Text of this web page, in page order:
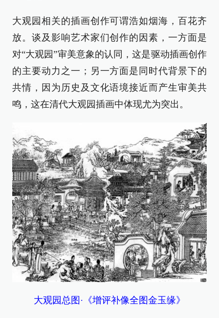
大观园相关的插画创作可谓浩如烟海，百花齐
放。谈及影响艺术家们创作的因素，一方面是
对“大观园”审美意象的认同，这是驱动插画创作
的主要动力之一；另一方面是同时代背景下的
共情，因为历史及文化语境接近而产生审美共
鸣，这在清代大观园插画中体现尤为突出。
大观园总图·《增评补像全图金玉缘》